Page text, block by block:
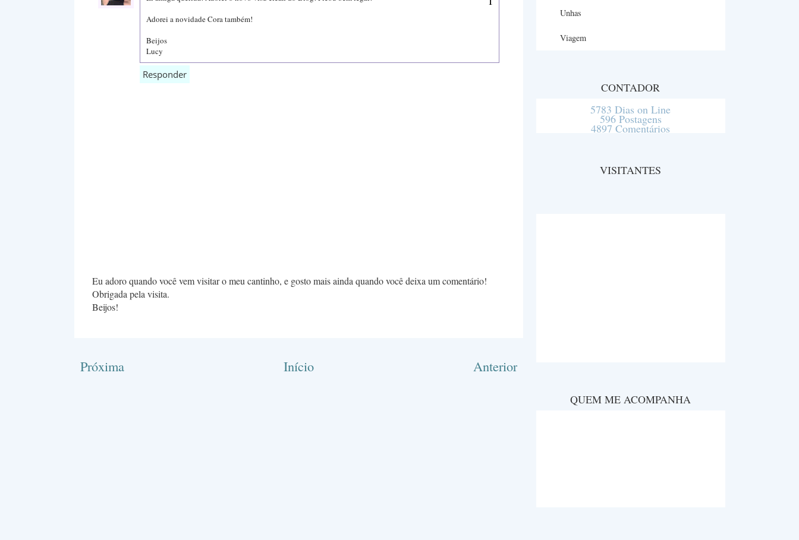
Adorei a novidade Cora também!
Beijos
Lucy
Responder
Eu adoro quando você vem visitar o meu cantinho, e gosto mais ainda quando você deixa um comentário!
Obrigada pela visita.
Beijos!
Próxima Anterior
Início
Unhas
Viagem
CONTADOR
5783 Dias on Line
596 Postagens
4897 Comentários
VISITANTES
QUEM ME ACOMPANHA